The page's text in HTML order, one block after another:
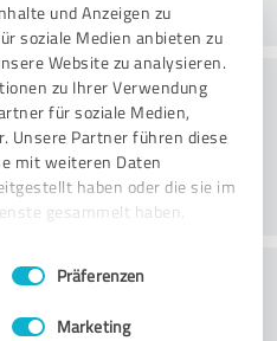
und Anzeigen zu
soziale Medien anbieten zu
Website zu analysieren.
zu Ihrer Verwendung
für soziale Medien,
Unsere Partner führen diese
mit weiteren Daten
haben oder die sie im
gesammelt haben.
Präferenzen
Marketing